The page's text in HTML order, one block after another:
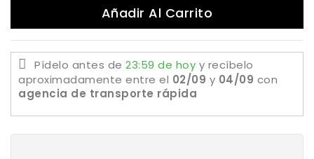
Añadir Al Carrito
Pídelo antes de 23:59 de hoy y recíbelo
aproximadamente entre el 02/09 y 04/09 con
agencia de transporte rápida